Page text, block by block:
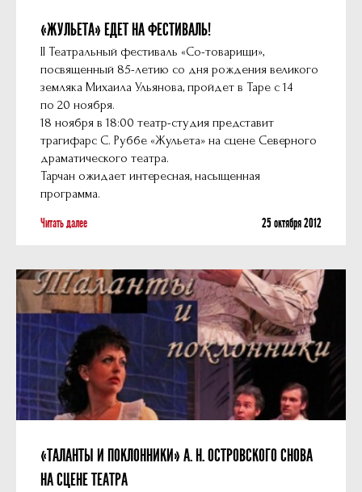
«ЖУЛЬЕТА» ЕДЕТ НА ФЕСТИВАЛЬ!
II Театральный фестиваль «Со-товарищи»,
посвященный 85-летию со дня рождения великого
земляка Михаила Ульянова, пройдет в Таре с 14
по 20 ноября.
18 ноября в 18:00 театр-студия представит
трагифарс С. Руббе «Жульета» на сцене Северного
драматического театра.
Тарчан ожидает интересная, насыщенная
программа.
Читать далее 25 октября 2012
«ТАЛАНТЫ И ПОКЛОННИКИ» А. Н. ОСТРОВСКОГО СНОВА
НА СЦЕНЕ ТЕАТРА